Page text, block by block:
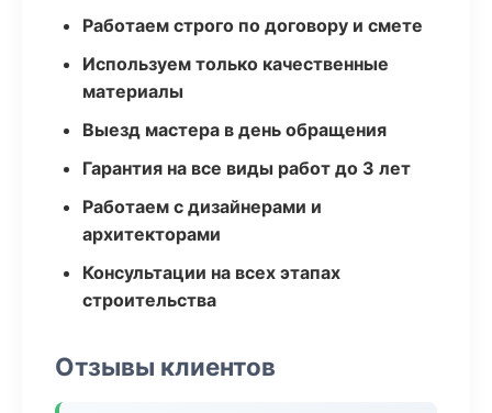
Работаем строго по договору и смете
Используем только качественные
материалы
Выезд мастера в день обращения
Гарантия на все виды работ до 3 лет
Работаем с дизайнерами и
архитекторами
Консультации на всех этапах
строительства
Отзывы клиентов